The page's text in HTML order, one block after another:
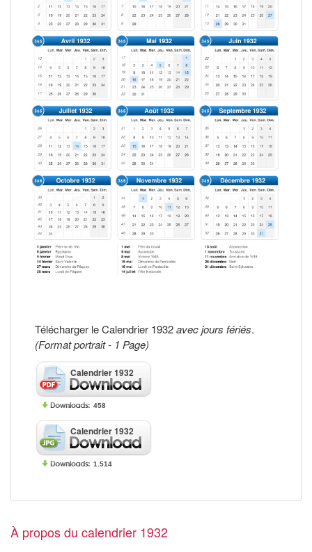
Télécharger le Calendrier 1932avec jours fériés.
(Format portrait - 1 Page)
Calendrier 1932
458
Calendrier 1932
1.514
À propos du calendrier 1932